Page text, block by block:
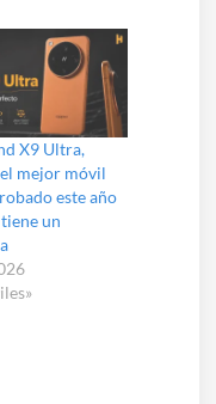
X9 Ultra,
mejor móvil
este año
un